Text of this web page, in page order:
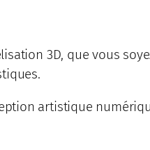
3D, que vous
artistique